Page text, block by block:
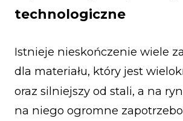
technologiczne
Istnieje nieskończenie wiele
dla materiału, który jest
oraz silniejszy od stali, a na
na niego ogromne